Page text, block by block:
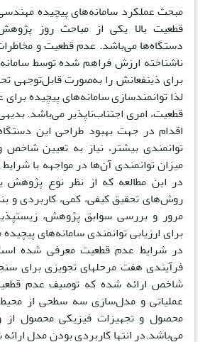
مبحث عملکرد سامانه‌های پیچیده
قطعیت بالا یکی از مباحث روز
دستگاه‌ها می‌باشد. عدم قطعیت و
ناشناخته ارزش فراهم شده توسط
برای ذینفعانش را به‌صورت قابل‌توجهی
لذا توانمندسازی سامانه‌های پیچیده
قطعیت، امری اجتناب‌ناپذیر می‌باشد.
اقدام در جهت بهبود طراحی این
توانمندی بیشتر، نیاز به تعیین
میزان توانمندی آن‌ها در مواجهه با
در این مطالعه که از نظر نوع پژوهش
روش‌های تحقیق کیفی، کمی، کاربردی و
مرور و بررسی سوابق پژوهش،
برای ارزیابی توانمندی سامانه‌های
در شرایط عدم قطعیت معرفی شده
فرآیندی هفت مرحله­ای تجویزی برای
شاخص ارائه شده که توصیف عدم
عملیاتی و مدل‌سازی سه سطحی از محیط
محصول و تجهیزات فیزیکی محصول از
می‌باشد.در انتها کاربردی بودن مدل